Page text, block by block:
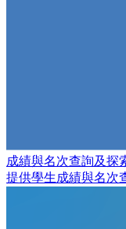
成績與名次查詢及探
提供學生成績與名次